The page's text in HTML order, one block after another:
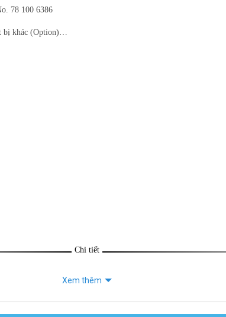
78 100 6386
bị khác (Option)…
Chi tiết
Xem thêm